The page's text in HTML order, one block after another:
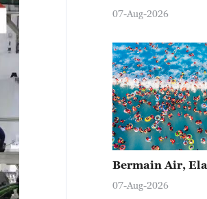
07-Aug-2026
Bermain Air,
07-Aug-2026